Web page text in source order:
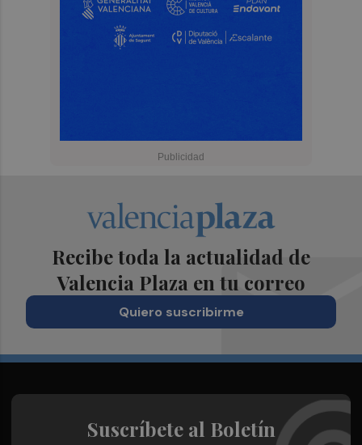
Recibe toda la actualidad de
Valencia Plaza en tu correo
Quiero suscribirme
Suscríbete al Boletín